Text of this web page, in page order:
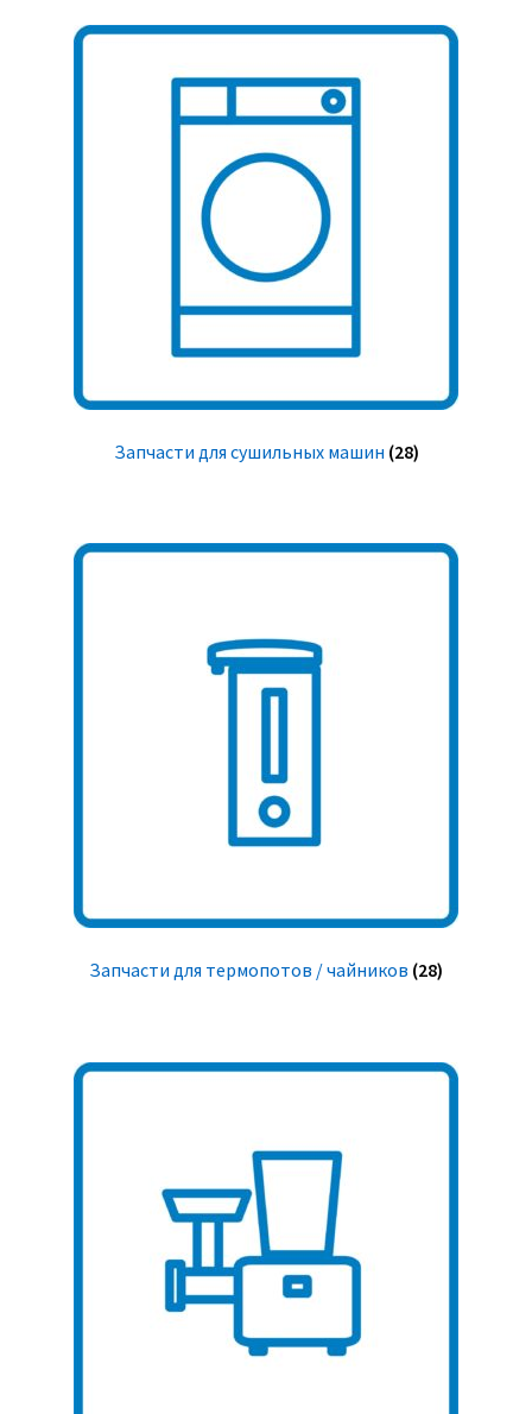
Запчасти для сушильных машин (28)
Запчасти для термопотов / чайников (28)